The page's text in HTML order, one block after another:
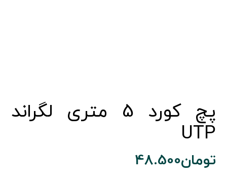
پچ کورد 5 متری لگراند
UTP
تومان48.500